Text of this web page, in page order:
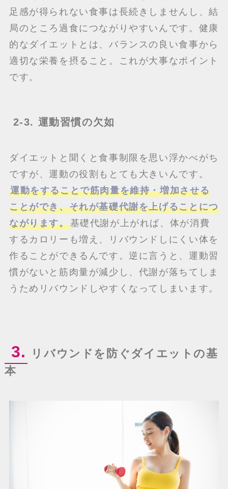
足感が得られない食事は長続きしませんし、結
局のところ過食につながりやすいんです。健康
的なダイエットとは、バランスの良い食事から
適切な栄養を摂ること。これが大事なポイント
です。
2-3. 運動習慣の欠如
ダイエットと聞くと食事制限を思い浮かべがち
ですが、運動の役割もとても大きいんです。
運動をすることで筋肉量を維持・増加させる
ことができ、それが基礎代謝を上げることにつ
ながります。基礎代謝が上がれば、体が消費
するカロリーも増え、リバウンドしにくい体を
作ることができるんです。逆に言うと、運動習
慣がないと筋肉量が減少し、代謝が落ちてしま
うためリバウンドしやすくなってしまいます。
3.
リバウンドを防ぐダイエットの基
本